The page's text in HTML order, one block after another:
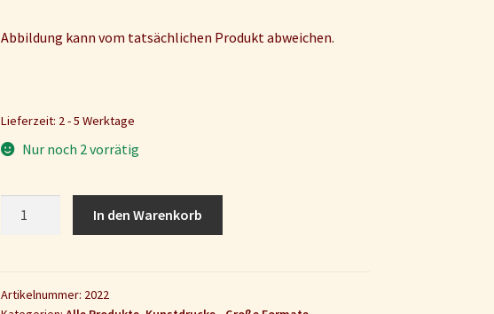
Abbildung kann vom tatsächlichen Produkt abweichen.
Lieferzeit: 2 - 5 Werktage
Nur noch 2 vorrätig
In den Warenkorb
Artikelnummer: 2022